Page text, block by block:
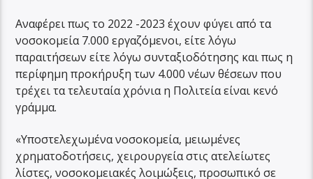
Αναφέρει πως το 2022 -2023 έχουν φύγει από τα
νοσοκομεία 7.000 εργαζόμενοι, είτε λόγω
παραιτήσεων είτε λόγω συνταξιοδότησης και πως η
περίφημη προκήρυξη των 4.000 νέων θέσεων που
τρέχει τα τελευταία χρόνια η Πολιτεία είναι κενό
γράμμα.
«Υποστελεχωμένα νοσοκομεία, μειωμένες
χρηματοδοτήσεις, χειρουργεία στις ατελείωτες
λίστες, νοσοκομειακές λοιμώξεις, προσωπικό σε